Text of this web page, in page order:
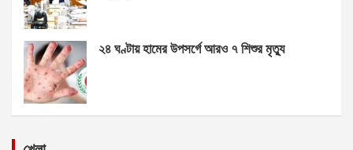
২৪ ঘণ্টায় হামের উপসর্গে আরও ৭ শিশুর মৃত্যু